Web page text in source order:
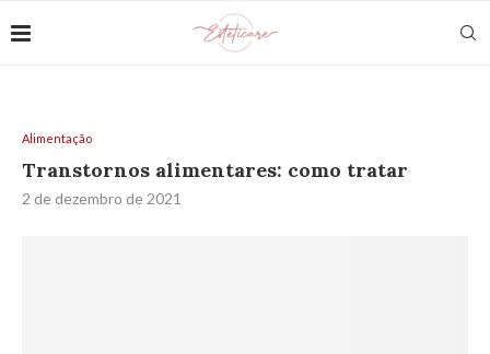
Alimentação
Transtornos alimentares: como tratar
2 de dezembro de 2021